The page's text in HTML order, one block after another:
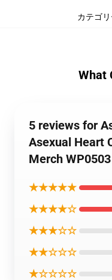
カテゴリ
What
5 reviews for
Asexual Heart
Merch WP0503
★★★★★
★★★★☆
★★★☆☆
★★☆☆☆
★☆☆☆☆